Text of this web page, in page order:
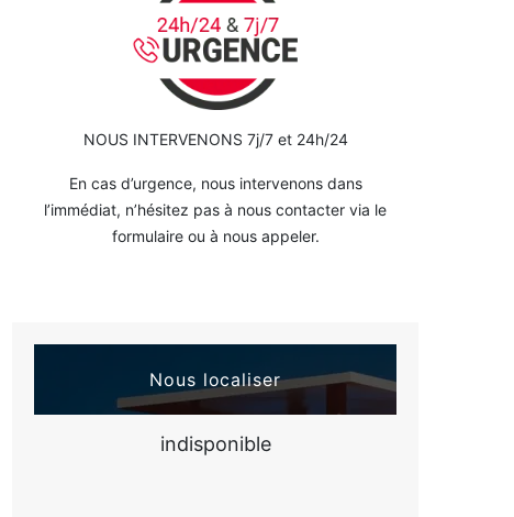
NOUS INTERVENONS 7j/7 et 24h/24
En cas d’urgence, nous intervenons dans
l’immédiat, n’hésitez pas à nous contacter via le
formulaire ou à nous appeler.
Nous localiser
indisponible